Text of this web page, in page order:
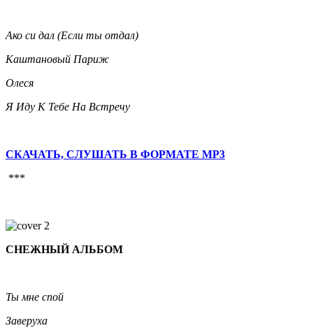
Ако си дал (Если ты отдал)
Каштановый Париж
Олеся
Я Иду К Тебе На Встречу
СКАЧАТЬ, СЛУШАТЬ В ФОРМАТЕ MP3
***
СНЕЖНЫЙ АЛЬБОМ
Ты мне спой
Заверуха